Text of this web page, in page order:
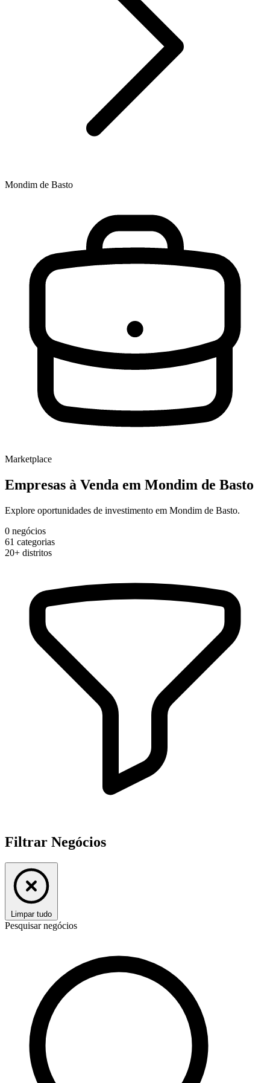
Mondim de Basto
Marketplace
Empresas à Venda em Mondim de Basto
Explore oportunidades de investimento em Mondim de Basto.
0 negócios
61 categorias
20+ distritos
Filtrar Negócios
Limpar tudo
Pesquisar negócios